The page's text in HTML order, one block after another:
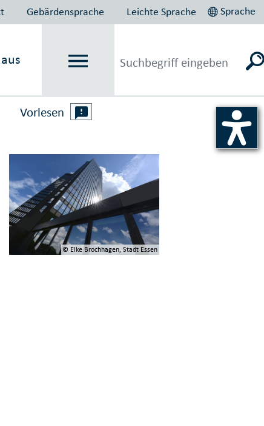
Gebärdensprache Leichte Sprache Sprache
Vorlesen
© Elke Brochhagen, Stadt Essen